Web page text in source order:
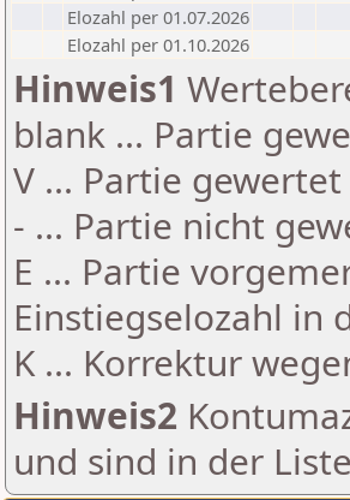
Elozahl per 01.07.2026
Elozahl per 01.10.2026
Hinweis1
blank ... Partie
V ... Partie
- ... Partie nicht
E ... Partie
Einstiegselozahl in
K ... Korrektur
Hinweis2
und sind in der